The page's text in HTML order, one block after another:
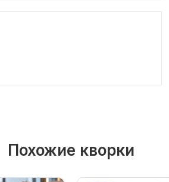
Похожие кворки